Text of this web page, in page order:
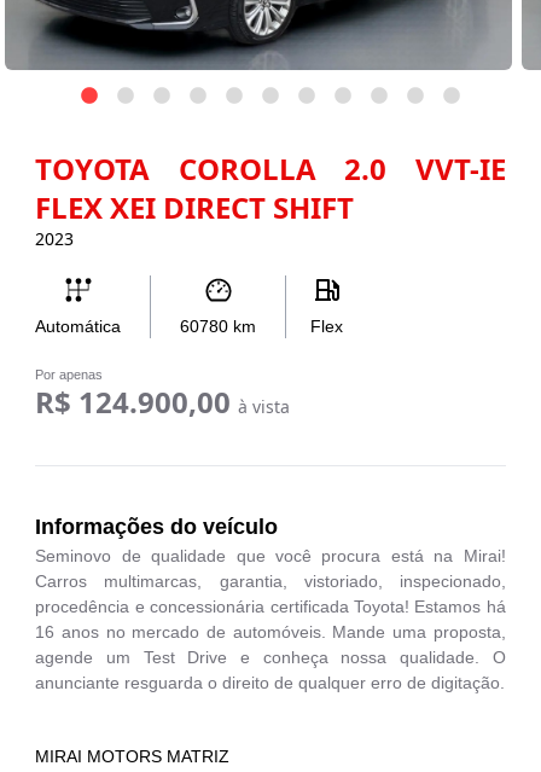
TOYOTA COROLLA 2.0 VVT-IE
FLEX XEI DIRECT SHIFT
2023
Automática 60780 km Flex
Por apenas
R$ 124.900,00 à vista
Informações do veículo
Seminovo de qualidade que você procura está na Mirai!
Carros multimarcas, garantia, vistoriado, inspecionado,
procedência e concessionária certificada Toyota! Estamos há
16 anos no mercado de automóveis. Mande uma proposta,
agende um Test Drive e conheça nossa qualidade. O
anunciante resguarda o direito de qualquer erro de digitação.
MIRAI MOTORS MATRIZ